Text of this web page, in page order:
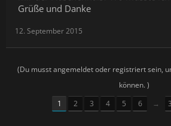
Grüße und Danke
12. September 2015
(Du musst angemeldet oder registriert sein,
können. )
1
2 3 4 5 6 →